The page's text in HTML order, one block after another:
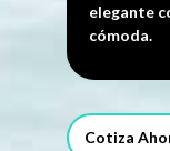
elegante
cómoda.
Cotiza